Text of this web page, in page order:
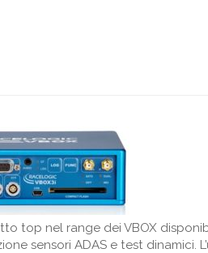
top nel range dei VBOX
sensori ADAS e test dinamici.